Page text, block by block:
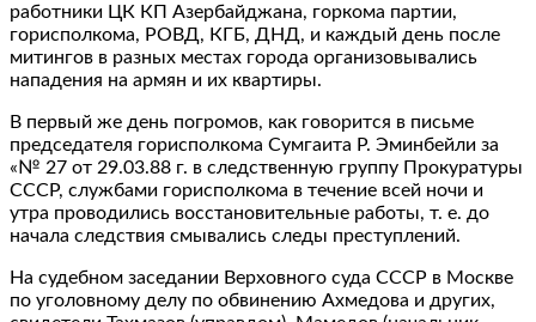
работники ЦК КП Азербайджана, горкома партии,
горисполкома, РОВД, КГБ, ДНД, и каждый день после
митингов в разных местах города организовывались
нападения на армян и их квартиры.
В первый же день погромов, как говорится в письме
председателя горисполкома Сумгаита Р. Эминбейли за
«№ 27 от 29.03.88 г. в следственную группу Прокуратуры
СССР, службами горисполкома в течение всей ночи и
утра проводились восстановительные работы, т. е. до
начала следствия смывались следы преступлений.
На судебном заседании Верховного суда СССР в Москве
по уголовному делу по обвинению Ахмедова и других,